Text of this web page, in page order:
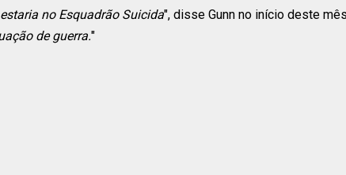
no Esquadrão Suicida", disse Gunn no início deste
de guerra."